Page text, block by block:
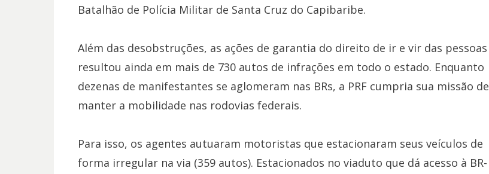
Batalhão de Polícia Militar de Santa Cruz do Capibaribe.
Além das desobstruções, as ações de garantia do direito de ir e vir das pessoas
resultou ainda em mais de 730 autos de infrações em todo o estado. Enquanto
dezenas de manifestantes se aglomeram nas BRs, a PRF cumpria sua missão de
manter a mobilidade nas rodovias federais.
Para isso, os agentes autuaram motoristas que estacionaram seus veículos de
forma irregular na via (359 autos). Estacionados no viaduto que dá acesso à BR-